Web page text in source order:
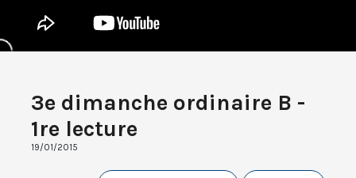
3e dimanche ordinaire B -
1re lecture
19/01/2015